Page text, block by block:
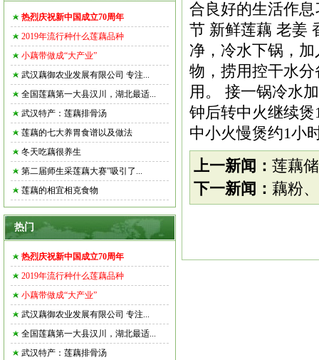
热烈庆祝新中国成立70周年
2019年流行种什么莲藕品种
小藕带做成“大产业”
武汉藕御农业发展有限公司 专注...
全国莲藕第一大县汉川，湖北最适...
武汉特产：莲藕排骨汤
莲藕的七大养胃食谱以及做法
冬天吃藕很养生
第二届师生采莲藕大赛”吸引了...
莲藕的相宜相克食物
热门
热烈庆祝新中国成立70周年
2019年流行种什么莲藕品种
小藕带做成“大产业”
武汉藕御农业发展有限公司 专注...
全国莲藕第一大县汉川，湖北最适...
武汉特产：莲藕排骨汤
合良好的生活作
节 新鲜莲藕 老姜
净，冷水下锅，
物，捞用控干水
用。 接一锅冷水
钟后转中火继续
中小火慢煲约1小
上一新闻： 莲藕
下一新闻： 藕粉